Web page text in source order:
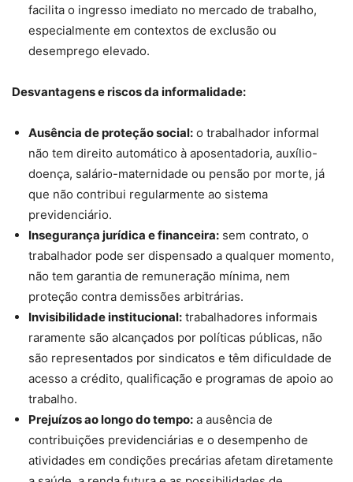
facilita o ingresso imediato no mercado de trabalho,
especialmente em contextos de exclusão ou
desemprego elevado.
Desvantagens e riscos da informalidade:
Ausência de proteção social: o trabalhador informal
não tem direito automático à aposentadoria, auxílio-
doença, salário-maternidade ou pensão por morte, já
que não contribui regularmente ao sistema
previdenciário.
Insegurança jurídica e financeira: sem contrato, o
trabalhador pode ser dispensado a qualquer momento,
não tem garantia de remuneração mínima, nem
proteção contra demissões arbitrárias.
Invisibilidade institucional: trabalhadores informais
raramente são alcançados por políticas públicas, não
são representados por sindicatos e têm dificuldade de
acesso a crédito, qualificação e programas de apoio ao
trabalho.
Prejuízos ao longo do tempo: a ausência de
contribuições previdenciárias e o desempenho de
atividades em condições precárias afetam diretamente